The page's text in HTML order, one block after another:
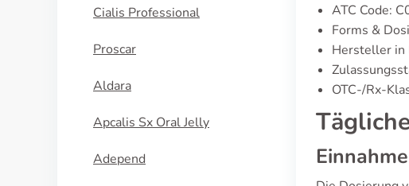
Cialis Professional
Proscar
Aldara
Apcalis Sx Oral Jelly
Adepend
ATC Code:
Forms &
Hersteller in
OTC-/Rx-